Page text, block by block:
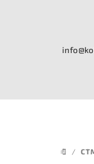
DOMOV
/